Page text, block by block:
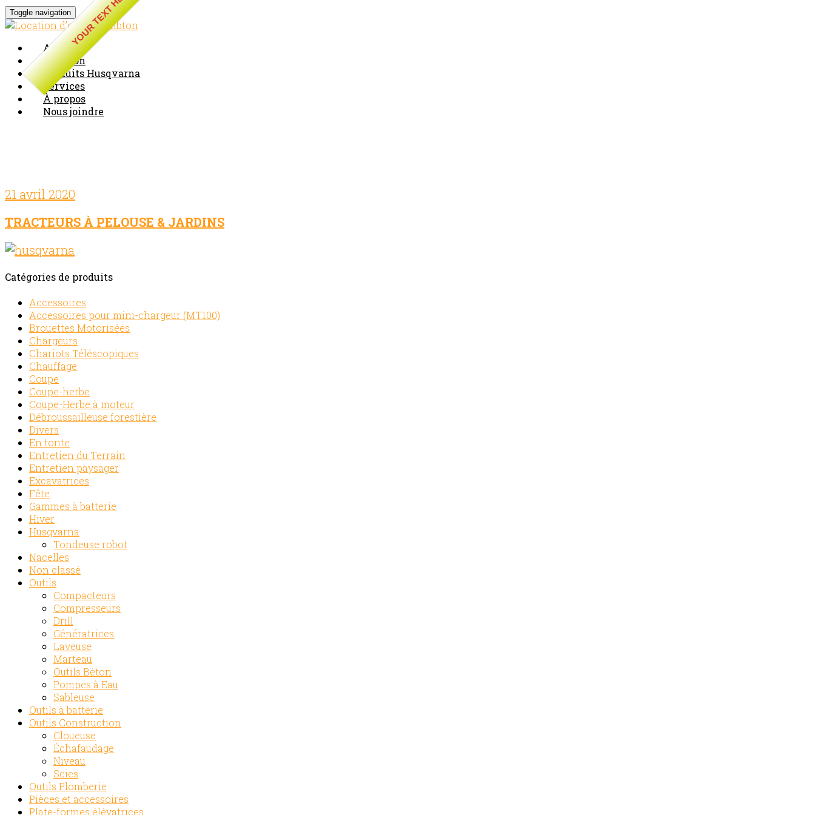
YOUR TEXT HERE
Toggle navigation
Accueil
Location
Produits Husqvarna
Services
À propos
Nous joindre
21 avril 2020
TRACTEURS À PELOUSE & JARDINS
Catégories de produits
Accessoires
Accessoires pour mini-chargeur (MT100)
Brouettes Motorisées
Chargeurs
Chariots Téléscopiques
Chauffage
Coupe
Coupe-herbe
Coupe-Herbe à moteur
Débroussailleuse forestière
Divers
En tonte
Entretien du Terrain
Entretien paysager
Excavatrices
Fête
Gammes à batterie
Hiver
Husqvarna
Tondeuse robot
Nacelles
Non classé
Outils
Compacteurs
Compresseurs
Drill
Génératrices
Laveuse
Marteau
Outils Béton
Pompes à Eau
Sableuse
Outils à batterie
Outils Construction
Cloueuse
Échafaudage
Niveau
Scies
Outils Plomberie
Pièces et accessoires
Plate-formes élévatrices